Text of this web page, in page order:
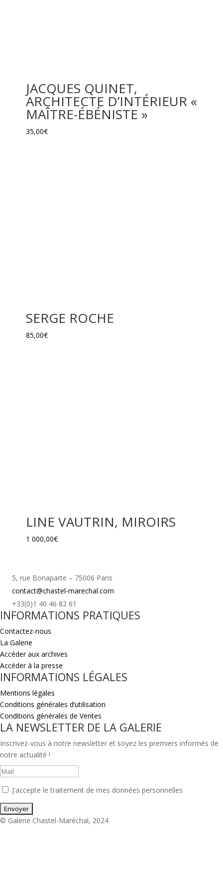
JACQUES QUINET,
ARCHITECTE D’INTÉRIEUR «
MAÎTRE-ÉBÉNISTE »
35,00€
SERGE ROCHE
85,00€
LINE VAUTRIN, MIROIRS
1 000,00€
5, rue Bonaparte – 75006 Paris
contact@chastel-marechal.com
+33(0)1 40 46 82 61
INFORMATIONS PRATIQUES
Contactez-nous
La Galerie
Accéder aux archives
Accéder à la presse
INFORMATIONS LÉGALES
Mentions légales
Conditions générales d’utilisation
Conditions générales de Ventes
LA NEWSLETTER DE LA GALERIE
Inscrivez-vous à notre newsletter et soyez les premiers informés de
notre actualité !
J'accepte le traitement de mes données personnelles
© Galerie Chastel-Maréchal, 2024